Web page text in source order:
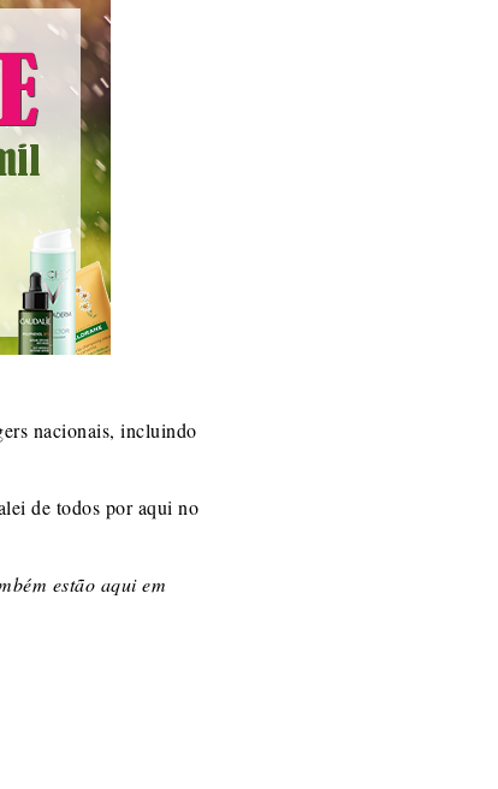
nacionais, incluindo
de todos por aqui no
estão aqui em